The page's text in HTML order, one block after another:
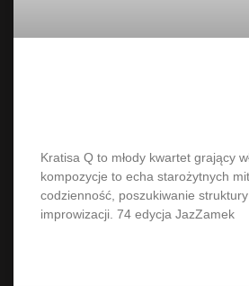
Kratisa Q to młody kwartet grający
kompozycje to echa starożytnych
codzienność, poszukiwanie
improwizacji. 74 edycja JazZamek